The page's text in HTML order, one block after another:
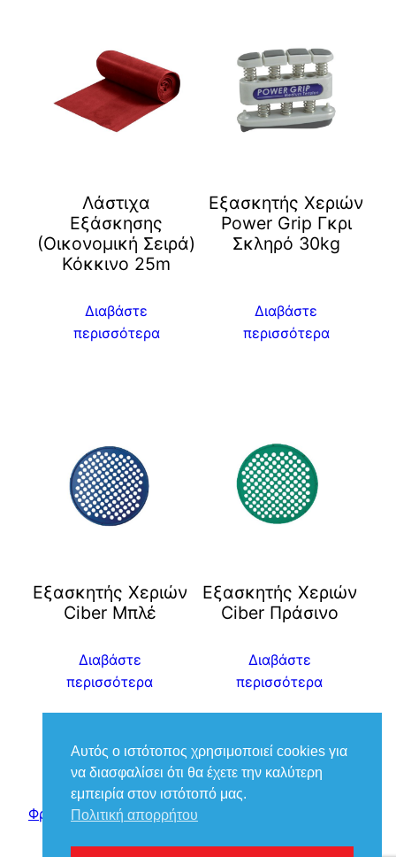
Λάστιχα
Εξάσκησης
(Οικονομική Σειρά)
Κόκκινο 25m
Διαβάστε
περισσότερα
Εξασκητής Χεριών
Power Grip Γκρι
Σκληρό 30kg
Διαβάστε
περισσότερα
Eξασκητής Χεριών
Ciber Μπλέ
Διαβάστε
περισσότερα
Eξασκητής Χεριών
Ciber Πράσινο
Διαβάστε
περισσότερα
Φροντίδα Ιατρικά – Βούκιας Βασίλειος
Αυτός ο ιστότοπος χρησιμοποιεί cookies για
να διασφαλίσει ότι θα έχετε την καλύτερη
εμπειρία στον ιστότοπό μας.
Πολιτική απορρήτου